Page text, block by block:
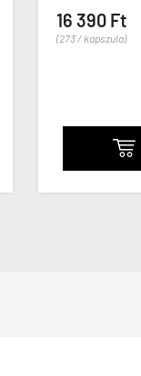
16 390 Ft
(273 / kapszula)
